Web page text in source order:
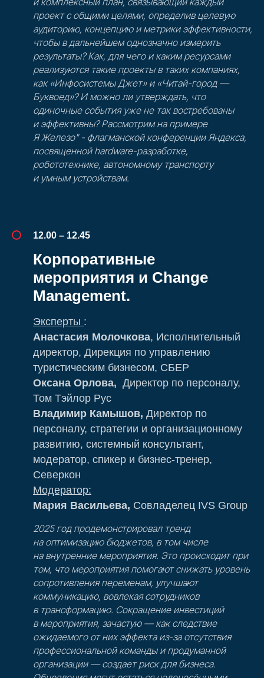
проект с общими целями, определив целевую
аудиторию, концепцию и метрики эффективности,
чтобы в дальнейшем однозначно измерить
результаты? Как, для чего и каким ресурсами
реализуются такие проекты в таких компаниях,
как «Инфосистемы Джет» и «Читай-город —
Буквоед»? И можно ли утверждать, что
одиночные события уже не так востребованы
и эффективны? Рассмотрим на примере
Я Железо" - флагманской конференции Яндекса,
посвященной hardware-разработке,
робототехнике, автономному транспорту
и умным устройствам.
12.00 – 12.45
Корпоративные
мероприятия и Change
Management.
Эксперты :
Анастасия Молочкова, Исполнительный
директор, Дирекция по управлению
туристическим бизнесом, СБЕР
Оксана Орлова, Директор по персоналу,
Том Тэйлор Рус
Владимир Камышов, Директор по
персоналу, стратегии и организационному
развитию, системный консультант,
модератор, спикер и бизнес-тренер,
Северкон
Модератор:
Мария Васильева, Совладелец IVS Group
2025 год продемонстрировал тренд
на оптимизацию бюджетов, в том числе
на внутренние мероприятия. Это происходит при
том, что мероприятия помогают снижать уровень
сопротивления переменам, улучшают
коммуникацию, вовлекая сотрудников
в трансформацию. Сокращение инвестиций
в мероприятия, зачастую — как следствие
ожидаемого от них эффекта из-за отсутствия
профессиональной команды и продуманной
организации — создает риск для бизнеса.